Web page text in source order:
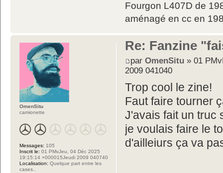
Fourgon L407D de
aménagé en cc en
Re: Fanzine
parOmenSitu » 01
2009 041040
Trop cool le zine!
Faut faire tourner
J'avais fait un truc
je voulais faire le
d'ailleiurs ça va
OmenSitu
camionette
Messages: 105
Inscrit le: 01 PMvJeu, 04 Déc 2025
19:15:14 +000015Jeudi 2009 040740
Localisation: Quelque part entre les
cases..